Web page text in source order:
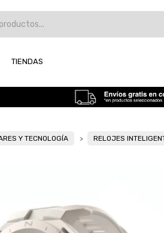
TIENDAS
Y TECNOLOGÍA RELOJES